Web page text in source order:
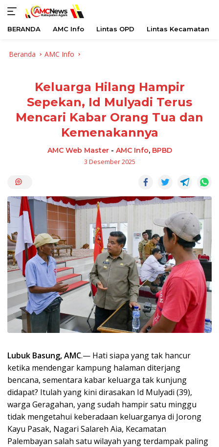
BERANDA AMC Info Lintas OPD Lintas Kecamatan
Beranda AMC Info
Keluarga Hilang Hampir
Sepekan, Id Mulyadi Terus
Mencari Kabar Orang Tua dan
Kemenakannya
AMC Web Master- AMC Info, BPBD
3 Desember 2025
Lubuk Basung, AMC.— Hati siapa yang tak hancur
ketika mendengar kampung halaman diterjang
bencana, sementara kabar keluarga tak kunjung
didapat? Itulah yang kini dirasakan Id Mulyadi (39),
warga Geragahan, yang sudah hampir satu minggu
tidak mengetahui keberadaan keluarganya di Jorong
Kayu Pasak, Nagari Salareh Aia, Kecamatan
Palembayan salah satu wilayah yang terdampak paling